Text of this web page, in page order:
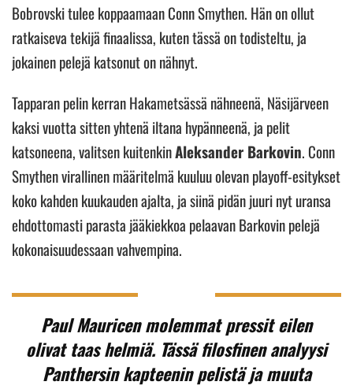
Bobrovski tulee koppaamaan Conn Smythen. Hän on ollut
ratkaiseva tekijä finaalissa, kuten tässä on todisteltu, ja
jokainen pelejä katsonut on nähnyt.
Tapparan pelin kerran Hakametsässä nähneenä, Näsijärveen
kaksi vuotta sitten yhtenä iltana hypänneenä, ja pelit
katsoneena, valitsen kuitenkinAleksander Barkovin. Conn
Smythen virallinen määritelmä kuuluu olevan playoff-esitykset
koko kahden kuukauden ajalta, ja siinä pidän juuri nyt uransa
ehdottomasti parasta jääkiekkoa pelaavan Barkovin pelejä
kokonaisuudessaan vahvempina.
Paul Mauricen molemmat pressit eilen
olivat taas helmiä. Tässä filosfinen analyysi
Panthersin kapteenin pelistä ja muuta